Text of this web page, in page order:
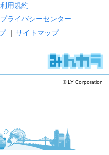
利用規約
プライバシーセンター
| サイトマップ
© LY Corporation